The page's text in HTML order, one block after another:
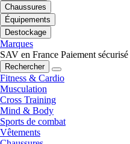
Chaussures
Équipements
Destockage
Marques
SAV en France Paiement sécurisé
Rechercher
Fitness & Cardio
Musculation
Cross Training
Mind & Body
Sports de combat
Vêtements